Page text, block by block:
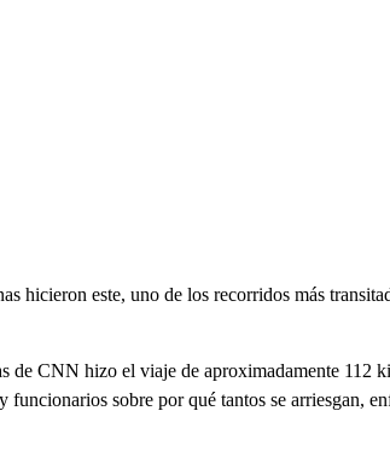
hicieron este, uno de los recorridos más
de CNN hizo el viaje de aproximadamente 112
funcionarios sobre por qué tantos se arriesgan,